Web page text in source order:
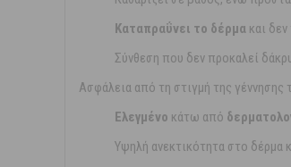
Καταπραΰνει το δέρμα και
Σύνθεση που δεν προκαλεί
Ασφάλεια από τη στιγμή της γέννησης
Ελεγμένο κάτω από
Υψηλή ανεκτικότητα στο δέρμα